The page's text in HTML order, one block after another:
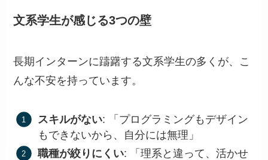
文系学生が感じる3つの壁
長期インターンに躊躇する文系学生の多くが、こ
んな不安を持っています。
スキルがない: 「プログラミングもデザイン
もできないから、自分には無理」
職種が絞りにくい: 「理系と違って、活かせ